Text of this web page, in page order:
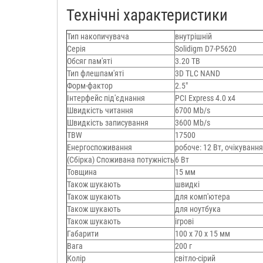
Технічні характеристики
Тип накопичувача
внутрішній
Серія
Solidigm D7-P5620
Обсяг пам'яті
3.20 TB
Тип флешпам'яті
3D TLC NAND
Форм-фактор
2.5"
Інтерфейс під'єднання
PCI Express 4.0 x4
Швидкість читання
6700 Mb/s
Швидкість записування
3600 Mb/s
TBW
17500
Енергоспоживання
робоче: 12 Вт,
(Сбірка) Споживана потужність6 Вт
Товщина
15 мм
Також шукають
швидкі
Також шукають
для комп'ютера
Також шукають
для ноутбука
Також шукають
ігрові
Габарити
100 х 70 х 15 мм
Вага
200 г
Колір
світло-сірий